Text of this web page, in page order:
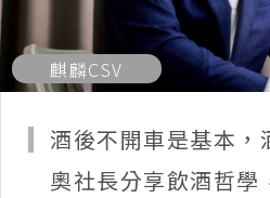
麒麟CSV
酒後不開車是基本
奧社長分享飲酒哲學